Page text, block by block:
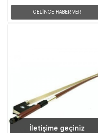
GELİNCE HABER VER
İletişime geçiniz